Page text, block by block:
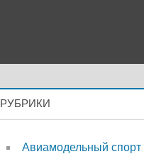
РУБРИКИ
Авиамодельный спорт